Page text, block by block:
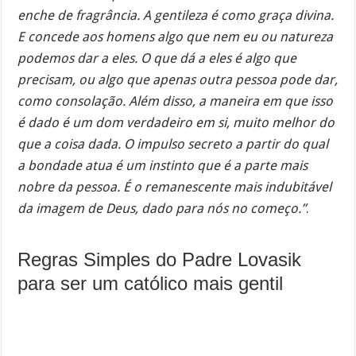
enche de fragrância. A gentileza é como graça divina.
E concede aos homens algo que nem eu ou natureza
podemos dar a eles. O que dá a eles é algo que
precisam, ou algo que apenas outra pessoa pode dar,
como consolação. Além disso, a maneira em que isso
é dado é um dom verdadeiro em si, muito melhor do
que a coisa dada. O impulso secreto a partir do qual
a bondade atua é um instinto que é a parte mais
nobre da pessoa. É o remanescente mais indubitável
da imagem de Deus, dado para nós no começo.”.
Regras Simples do Padre Lovasik
para ser um católico mais gentil